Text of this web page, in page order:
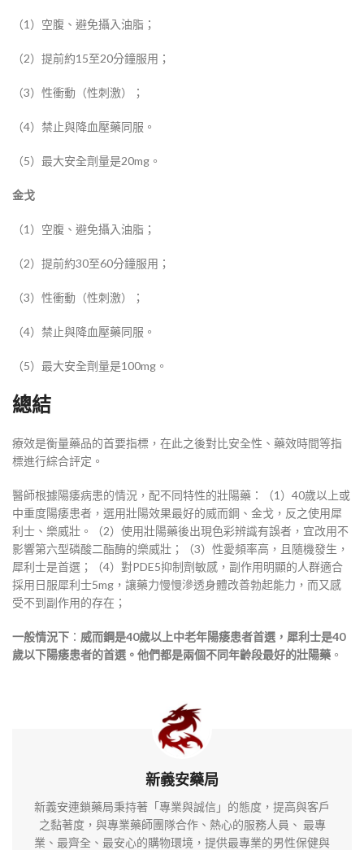
（1）空腹、避免攝入油脂；
（2）提前約15至20分鐘服用；
（3）性衝動（性刺激）；
（4）禁止與降血壓藥同服。
（5）最大安全劑量是20mg。
金戈
（1）空腹、避免攝入油脂；
（2）提前約30至60分鐘服用；
（3）性衝動（性刺激）；
（4）禁止與降血壓藥同服。
（5）最大安全劑量是100mg。
總結
療效是衡量藥品的首要指標，在此之後對比安全性、藥效時間等指
標進行綜合評定。
醫師根據陽痿病患的情況，配不同特性的壯陽藥：（1）40歲以上或
中重度陽痿患者，選用壯陽效果最好的威而鋼、金戈，反之使用犀
利士、樂威壯。（2）使用壯陽藥後出現色彩辨識有誤者，宜改用不
影響第六型磷酸二酯酶的樂威壯；（3）性愛頻率高，且隨機發生，
犀利士是首選；（4）對PDE5抑制劑敏感，副作用明顯的人群適合
採用日服犀利士5mg，讓藥力慢慢滲透身體改善勃起能力，而又感
受不到副作用的存在；
一般情況下 ： 威而鋼是40歲以上中老年陽痿患者首選，犀利士是40
歲以下陽痿患者的首選。他們都是兩個不同年齡段最好的壯陽藥 。
新義安藥局
新義安連鎖藥局秉持著「專業與誠信」的態度，提高與客戶
之黏著度，與專業藥師團隊合作、熱心的服務人員、 最專
業、最齊全、最安心的購物環境，提供最專業的男性保健與